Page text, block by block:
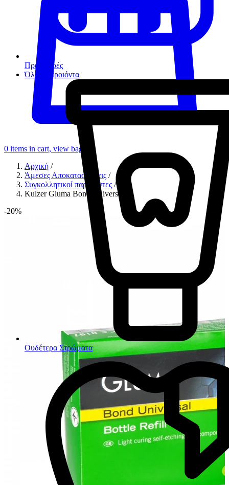
Προσφορές
Όλα τα προιόντα
Ουδέτερα Στρώματα
0 items in cart, view bag
Αρχική /
Άμεσες Αποκαταστάσεις /
Συγκολλητικοί παράγοντες /
Kulzer Gluma Bond Universal
-20%